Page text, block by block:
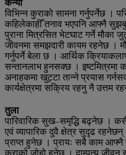
कन्या
विभिन्न कुराको सामना गर्नुपर्नेछ ।
कहिलेकाहीँ तनाव भएपनि आफ्नै
पुराना मित्रसित भेटघाट गर्ने मौका
जीवनमा समझदारी कायम रहनेछ ।
गर्नुपर्ने बेला छ । आर्थिक
सन्तानलाभ हुनसक्छ । इष्टमित्रमा
अनाहकमा खुट्टा तान्ने प्रयास
कार्यक्षेत्रमा सक्रिय रहनु नै उत्तम
तुला
पारिवारिक सुख–समृद्धि बढ्नेछ ।
एवं व्यापारिक दुवै क्षेत्र सुदृढ रहनेछन्
प्राप्त हुनेछ । प्रायः सबै काम आफ्नै
कुराको जोहो हुनेछ । दाम्पत्य